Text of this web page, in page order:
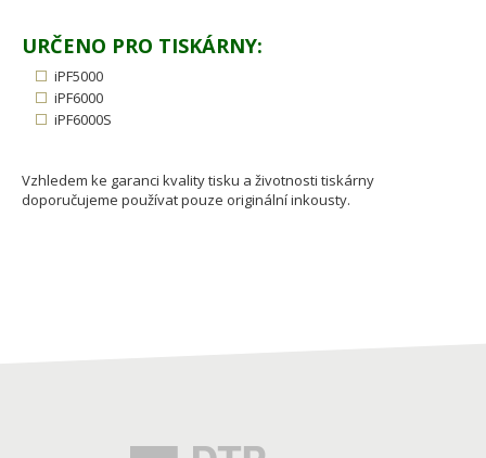
URČENO PRO TISKÁRNY:
iPF5000
iPF6000
iPF6000S
Vzhledem ke garanci kvality tisku a životnosti tiskárny
doporučujeme používat pouze originální inkousty.